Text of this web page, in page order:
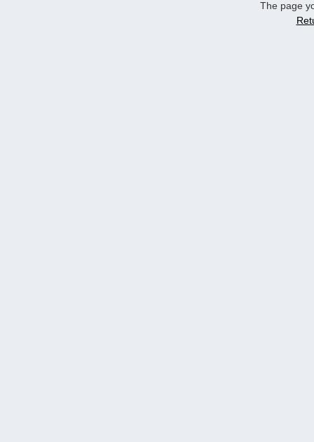
The page